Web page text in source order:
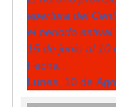
apertura del
el periodo estival
15 de junio al 10
Fecha :
Lunes, 10 de